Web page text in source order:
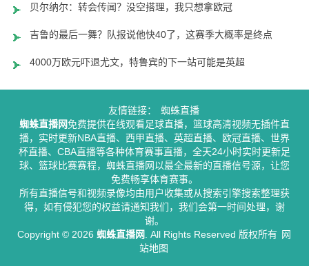
贝尔纳尔：转会传闻？没空搭理，我只想拿欧冠
吉鲁的最后一舞？队报说他快40了，这赛季大概率是终点
4000万欧元吓退尤文，特鲁宾的下一站可能是英超
友情链接：
蜘蛛直播
蜘蛛直播网免费提供在线观看足球直播，篮球高清视频无插件直
播，实时更新NBA直播、西甲直播、英超直播、欧冠直播、世界
杯直播、CBA直播等各种体育赛事直播，全天24小时实时更新足
球、篮球比赛赛程，蜘蛛直播网以最全最新的直播信号源，让您
免费畅享体育赛事。
所有直播信号和视频录像均由用户收集或从搜索引擎搜索整理获
得，如有侵犯您的权益请通知我们，我们会第一时间处理，谢
谢。
Copyright © 2026 蜘蛛直播网 . All Rights Reserved 版权所有 网
站地图